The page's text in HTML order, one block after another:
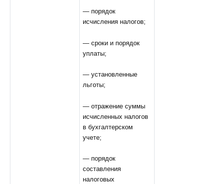
— порядок
исчисления налогов;
— сроки и порядок
уплаты;
— установленные
льготы;
— отражение суммы
исчисленных налогов
в бухгалтерском
учете;
— порядок
составления
налоговых